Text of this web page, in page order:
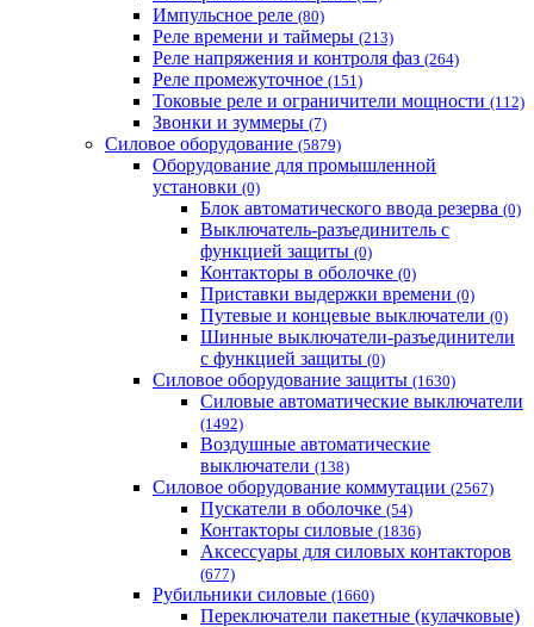
Импульсное реле (80)
Реле времени и таймеры (213)
Реле напряжения и контроля фаз (264)
Реле промежуточное (151)
Токовые реле и ограничители мощности (112)
Звонки и зуммеры (7)
Силовое оборудование (5879)
Оборудование для промышленной
установки (0)
Блок автоматического ввода резерва (0)
Выключатель-разъединитель с
функцией защиты (0)
Контакторы в оболочке (0)
Приставки выдержки времени (0)
Путевые и концевые выключатели (0)
Шинные выключатели-разъединители
с функцией защиты (0)
Силовое оборудование защиты (1630)
Силовые автоматические выключатели
(1492)
Воздушные автоматические
выключатели (138)
Силовое оборудование коммутации (2567)
Пускатели в оболочке (54)
Контакторы силовые (1836)
Аксессуары для силовых контакторов
(677)
Рубильники силовые (1660)
Переключатели пакетные (кулачковые)